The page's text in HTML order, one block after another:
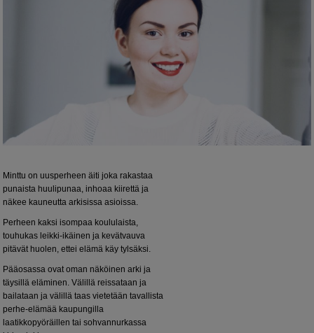
Minttu on uusperheen äiti joka rakastaa
punaista huulipunaa, inhoaa kiirettä ja
näkee kauneutta arkisissa asioissa.
Perheen kaksi isompaa koululaista,
touhukas leikki-ikäinen ja kevätvauva
pitävät huolen, ettei elämä käy tylsäksi.
Pääosassa ovat oman näköinen arki ja
täysillä eläminen. Välillä reissataan ja
bailataan ja välillä taas vietetään tavallista
perhe-elämää kaupungilla
laatikkopyöräillen tai sohvannurkassa